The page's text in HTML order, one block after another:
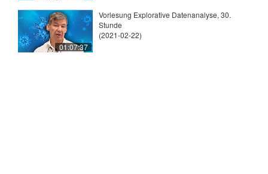
01:07:37
Vorlesung Explorative Datenanalyse, 30.
Stunde
(2021-02-22)